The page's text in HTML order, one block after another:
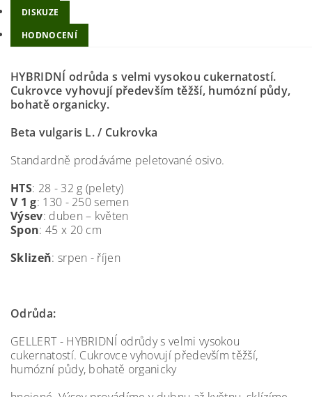
DISKUZE
HODNOCENÍ
HYBRIDNÍ odrůda s velmi vysokou cukernatostí.
Cukrovce vyhovují především těžší, humózní půdy,
bohatě organicky.
Beta vulgaris L. / Cukrovka
Standardně prodáváme peletované osivo.
HTS: 28 - 32 g (pelety)
V 1 g: 130 - 250 semen
Výsev: duben – květen
Spon: 45 x 20 cm
Sklizeň: srpen - říjen
Odrůda:
GELLERT - HYBRIDNÍ odrůdy s velmi vysokou
cukernatostí. Cukrovce vyhovují především těžší,
humózní půdy, bohatě organicky